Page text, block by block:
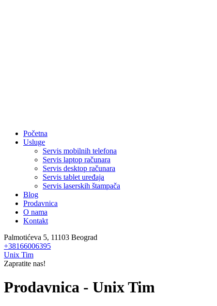
Početna
Usluge
Servis mobilnih telefona
Servis laptop računara
Servis desktop računara
Servis tablet uređaja
Servis laserskih štampača
Blog
Prodavnica
O nama
Kontakt
Palmotićeva 5, 11103 Beograd
+38166006395
Unix Tim
Zapratite nas!
Prodavnica - Unix Tim